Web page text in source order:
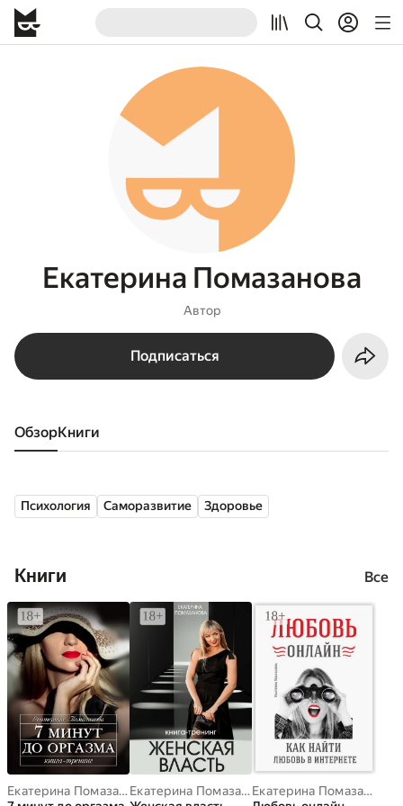
Екатерина Помазанова
Автор
Подписаться
Обзор книги
Психология Саморазвитие Здоровье
Книги Все
Екатерина Помазанова
Екатерина Помазанова
Екатерина Помазанова